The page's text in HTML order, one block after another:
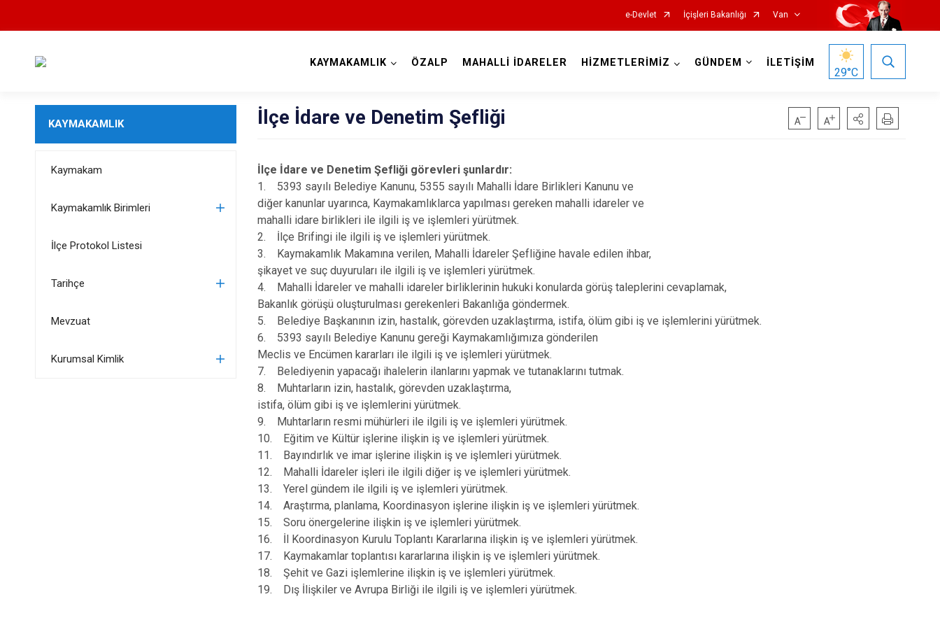
e-Devlet İçişleri Bakanlığı Van
Çatak
Edremit
Erciş
İpekyolu
KAYMAKAMLIK ÖZALP MAHALLİ İDARELER HİZMETLERİMİZ GÜNDEM İLETİŞİM
29°C
KAYMAKAMLIK
Kaymakam
Kaymakamlık Birimleri
İlçe Protokol Listesi
Tarihçe
Mevzuat
Kurumsal Kimlik
İlçe İdare ve Denetim Şefliği
İlçe İdare ve Denetim Şefliği görevleri şunlardır:
1. 5393 sayılı Belediye Kanunu, 5355 sayılı Mahalli İdare Birlikleri Kanunu ve
diğer kanunlar uyarınca, Kaymakamlıklarca yapılması gereken mahalli idareler ve
mahalli idare birlikleri ile ilgili iş ve işlemleri yürütmek.
2. İlçe Brifingi ile ilgili iş ve işlemleri yürütmek.
3. Kaymakamlık Makamına verilen, Mahalli İdareler Şefliğine havale edilen ihbar,
şikayet ve suç duyuruları ile ilgili iş ve işlemleri yürütmek.
4. Mahalli İdareler ve mahalli idareler birliklerinin hukuki konularda görüş taleplerini cevaplamak,
Bakanlık görüşü oluşturulması gerekenleri Bakanlığa göndermek.
5. Belediye Başkanının izin, hastalık, görevden uzaklaştırma, istifa, ölüm gibi iş ve işlemlerini yürütmek.
6. 5393 sayılı Belediye Kanunu gereği Kaymakamlığımıza gönderilen
Meclis ve Encümen kararları ile ilgili iş ve işlemleri yürütmek.
7. Belediyenin yapacağı ihalelerin ilanlarını yapmak ve tutanaklarını tutmak.
8. Muhtarların izin, hastalık, görevden uzaklaştırma,
istifa, ölüm gibi iş ve işlemlerini yürütmek.
9. Muhtarların resmi mühürleri ile ilgili iş ve işlemleri yürütmek.
10. Eğitim ve Kültür işlerine ilişkin iş ve işlemleri yürütmek.
11. Bayındırlık ve imar işlerine ilişkin iş ve işlemleri yürütmek.
12. Mahalli İdareler işleri ile ilgili diğer iş ve işlemleri yürütmek.
13. Yerel gündem ile ilgili iş ve işlemleri yürütmek.
14. Araştırma, planlama, Koordinasyon işlerine ilişkin iş ve işlemleri yürütmek.
15. Soru önergelerine ilişkin iş ve işlemleri yürütmek.
16. İl Koordinasyon Kurulu Toplantı Kararlarına ilişkin iş ve işlemleri yürütmek.
17. Kaymakamlar toplantısı kararlarına ilişkin iş ve işlemleri yürütmek.
18. Şehit ve Gazi işlemlerine ilişkin iş ve işlemleri yürütmek.
19. Dış İlişkiler ve Avrupa Birliği ile ilgili iş ve işlemleri yürütmek.